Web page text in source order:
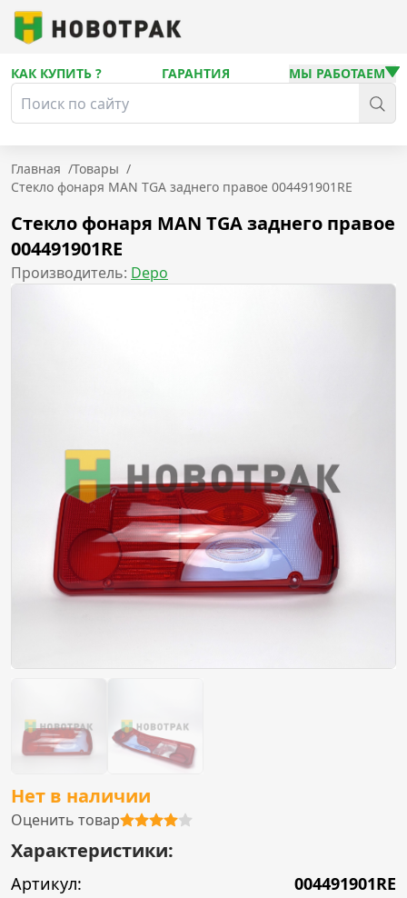
КАК КУПИТЬ ? ГАРАНТИЯ МЫ РАБОТАЕМ
Главная /Товары /
Стекло фонаря MAN TGA заднего правое 004491901RE
Стекло фонаря MAN TGA заднего правое
004491901RE
Производитель: Depo
Нет в наличии
Оценить товар
Характеристики:
Артикул:
004491901RE